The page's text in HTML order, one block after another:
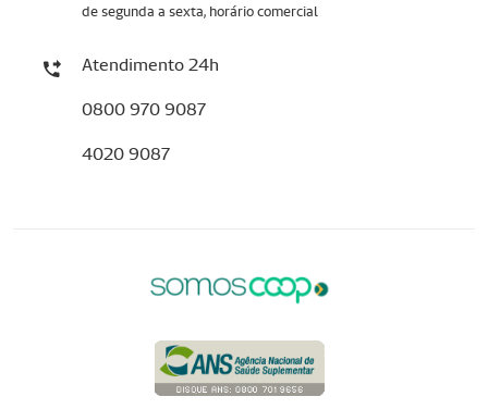
de segunda a sexta, horário comercial
Atendimento 24h
0800 970 9087
4020 9087